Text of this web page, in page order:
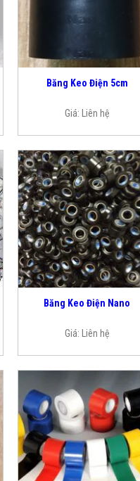
Băng Keo Điện 5cm
Giá: Liên hệ
Băng Keo Điện Nano
Giá: Liên hệ